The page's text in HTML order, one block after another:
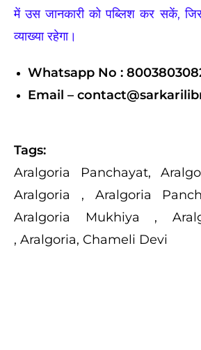
में उस जानकारी को पब्लिश कर सकें,
व्याख्या रहेगा।
Whatsapp No :
Email –
Tags:
Aralgoria Panchayat,
Aralgoria , Aralgoria
Aralgoria Mukhiya ,
, Aralgoria, Chameli Devi